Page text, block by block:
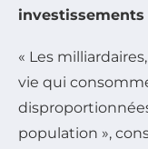
« Les
vie qui
population »,